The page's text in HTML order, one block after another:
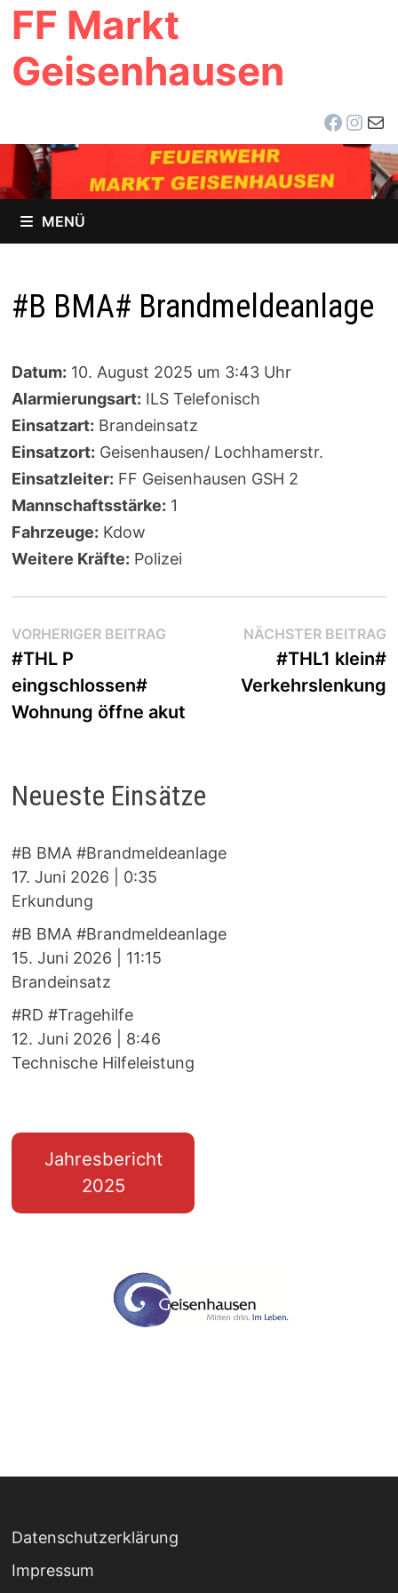
Zum
Inhalt
springen
FF Markt
Geisenhausen
E-
MENÜ
#B BMA# Brandmeldeanlage
Datum: 10. August 2025 um 3:43 Uhr
Alarmierungsart: ILS Telefonisch
Einsatzart: Brandeinsatz
Einsatzort: Geisenhausen/ Lochhamerstr.
Einsatzleiter: FF Geisenhausen GSH 2
Mannschaftsstärke: 1
Fahrzeuge: Kdow
Weitere Kräfte: Polizei
Beitragsnavigation
VORHERIGER BEITRAGVorheriger
#THL P
eingschlossen#
Wohnung öffne akut
NÄCHSTER BEITRAG
#THL1 klein#
Verkehrslenkung
Neueste Einsätze
#B BMA #Brandmeldeanlage
17. Juni 2026
0:35
Erkundung
#B BMA #Brandmeldeanlage
15. Juni 2026
11:15
Brandeinsatz
#RD #Tragehilfe
12. Juni 2026
8:46
Technische Hilfeleistung
Jahresbericht
2025
Datenschutzerklärung
Impressum